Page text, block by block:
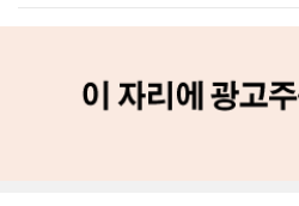
워킹 홀
만 익숙
에서 예
용주와
면할